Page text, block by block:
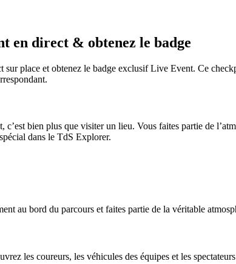
en direct & obtenez le badge
sur place et obtenez le badge exclusif Live Event. Ce
bien plus que visiter un lieu. Vous faites partie de
dans le TdS Explorer.
au bord du parcours et faites partie de la véritable
les coureurs, les véhicules des équipes et les